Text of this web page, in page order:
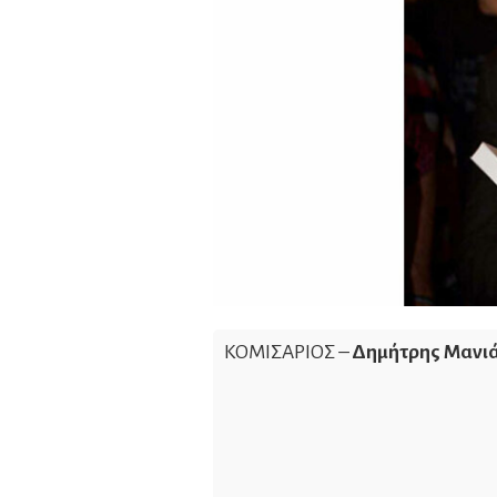
ΚΟΜΙΣΑΡΙΟΣ –Δημήτρης